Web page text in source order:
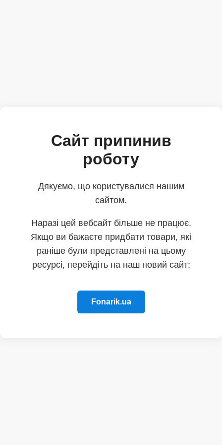
Сайт припинив
роботу
Дякуємо, що користувалися нашим
сайтом.
Наразі цей вебсайт більше не працює.
Якщо ви бажаєте придбати товари, які
раніше були представлені на цьому
ресурсі, перейдіть на наш новий сайт:
Fonarik.ua